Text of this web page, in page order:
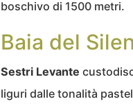
boschivo di 1500 metri.
Baia del
Sestri Levante
liguri dalle tonalità